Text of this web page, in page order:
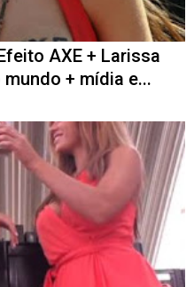
AXE + Larissa
+ mídia e...